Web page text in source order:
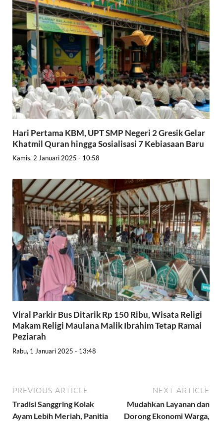
Hari Pertama KBM, UPT SMP Negeri 2 Gresik Gelar
Khatmil Quran hingga Sosialisasi 7 Kebiasaan Baru
Kamis, 2 Januari 2025 - 10:58
Viral Parkir Bus Ditarik Rp 150 Ribu, Wisata Religi
Makam Religi Maulana Malik Ibrahim Tetap Ramai
Peziarah
Rabu, 1 Januari 2025 - 13:48
PREVIOUS ARTICLE
Tradisi Sanggring Kolak
Ayam Lebih Meriah, Panitia
NEXT ARTICLE
Mudahkan Layanan dan
Dorong Ekonomi Warga,